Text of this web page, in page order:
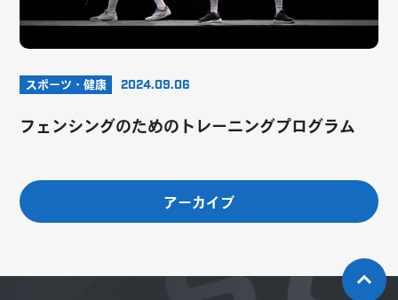
スポーツ・健康 2024.09.06
フェンシングのためのトレーニングプログラム
アーカイブ